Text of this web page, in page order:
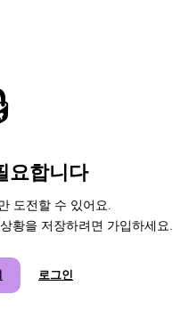
요합니다
도전할 수 있어요.
황을 저장하려면 가입하세요.
로그인